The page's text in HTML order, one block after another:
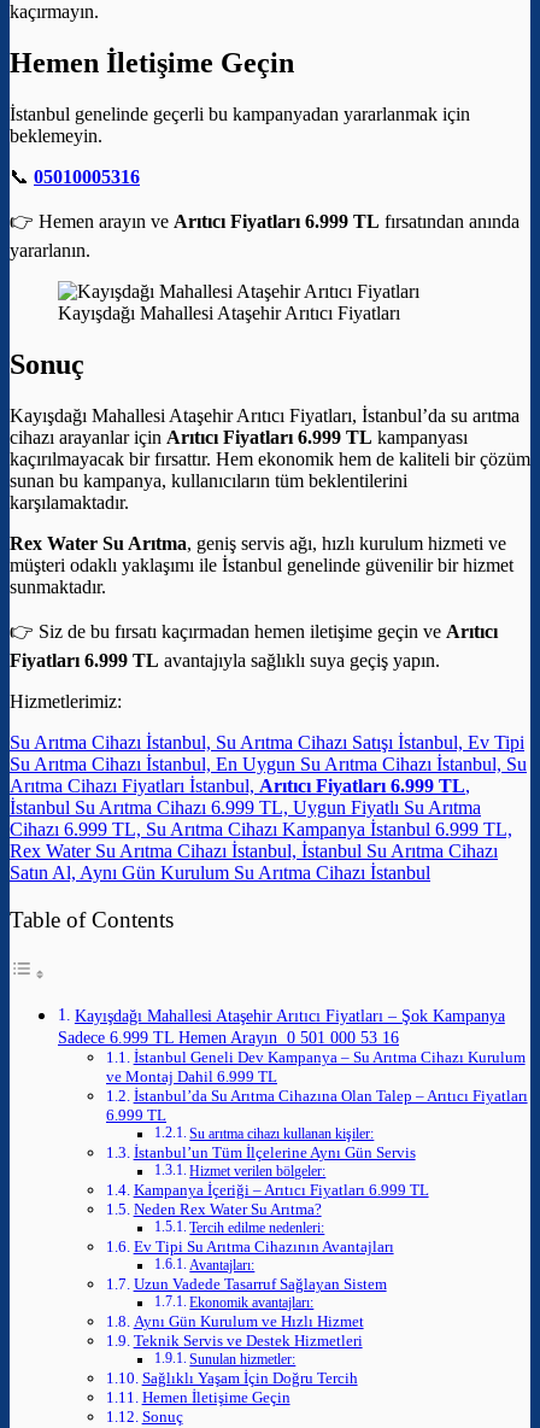
kaçırmayın.
Hemen İletişime Geçin
İstanbul genelinde geçerli bu kampanyadan yararlanmak için
beklemeyin.
📞 05010005316
👉 Hemen arayın ve Arıtıcı Fiyatları 6.999 TL fırsatından anında
yararlanın.
Kayışdağı Mahallesi Ataşehir Arıtıcı Fiyatları
Sonuç
Kayışdağı Mahallesi Ataşehir Arıtıcı Fiyatları, İstanbul’da su arıtma
cihazı arayanlar için Arıtıcı Fiyatları 6.999 TL kampanyası
kaçırılmayacak bir fırsattır. Hem ekonomik hem de kaliteli bir çözüm
sunan bu kampanya, kullanıcıların tüm beklentilerini
karşılamaktadır.
Rex Water Su Arıtma, geniş servis ağı, hızlı kurulum hizmeti ve
müşteri odaklı yaklaşımı ile İstanbul genelinde güvenilir bir hizmet
sunmaktadır.
👉 Siz de bu fırsatı kaçırmadan hemen iletişime geçin ve Arıtıcı
Fiyatları 6.999 TL avantajıyla sağlıklı suya geçiş yapın.
Hizmetlerimiz:
Su Arıtma Cihazı İstanbul, Su Arıtma Cihazı Satışı İstanbul, Ev Tipi
Su Arıtma Cihazı İstanbul, En Uygun Su Arıtma Cihazı İstanbul, Su
Arıtma Cihazı Fiyatları İstanbul, Arıtıcı Fiyatları 6.999 TL,
İstanbul Su Arıtma Cihazı 6.999 TL, Uygun Fiyatlı Su Arıtma
Cihazı 6.999 TL, Su Arıtma Cihazı Kampanya İstanbul 6.999 TL,
Rex Water Su Arıtma Cihazı İstanbul, İstanbul Su Arıtma Cihazı
Satın Al, Aynı Gün Kurulum Su Arıtma Cihazı İstanbul
Table of Contents
Kayışdağı Mahallesi Ataşehir Arıtıcı Fiyatları – Şok Kampanya
Sadece 6.999 TL Hemen Arayın 0 501 000 53 16
İstanbul Geneli Dev Kampanya – Su Arıtma Cihazı Kurulum
ve Montaj Dahil 6.999 TL
İstanbul’da Su Arıtma Cihazına Olan Talep – Arıtıcı Fiyatları
6.999 TL
Su arıtma cihazı kullanan kişiler:
İstanbul’un Tüm İlçelerine Aynı Gün Servis
Hizmet verilen bölgeler:
Kampanya İçeriği – Arıtıcı Fiyatları 6.999 TL
Neden Rex Water Su Arıtma?
Tercih edilme nedenleri:
Ev Tipi Su Arıtma Cihazının Avantajları
Avantajları:
Uzun Vadede Tasarruf Sağlayan Sistem
Ekonomik avantajları:
Aynı Gün Kurulum ve Hızlı Hizmet
Teknik Servis ve Destek Hizmetleri
Sunulan hizmetler:
Sağlıklı Yaşam İçin Doğru Tercih
Hemen İletişime Geçin
Sonuç